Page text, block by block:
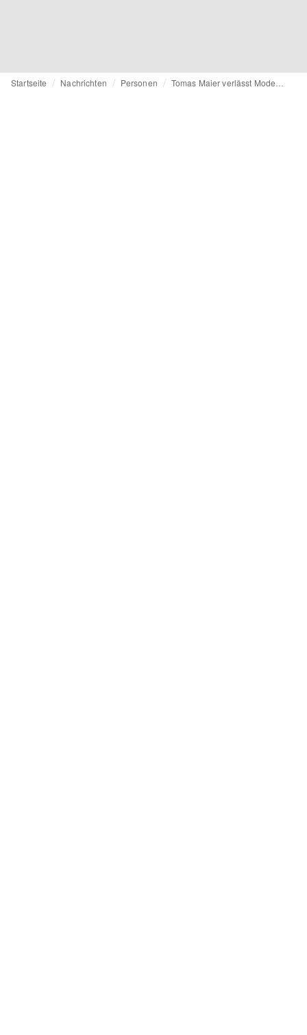
Startseite Nachrichten Personen